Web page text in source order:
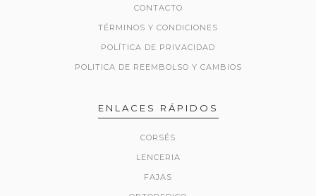
CONTACTO
TÉRMINOS Y CONDICIONES
POLÍTICA DE PRIVACIDAD
POLITICA DE REEMBOLSO Y CAMBIOS
ENLACES RÁPIDOS
CORSÉS
LENCERIA
FAJAS